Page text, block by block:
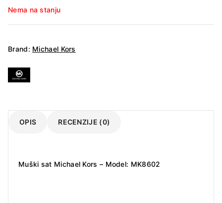
Nema na stanju
Brand: Michael Kors
OPIS RECENZIJE (0)
Muški sat Michael Kors – Model: MK8602